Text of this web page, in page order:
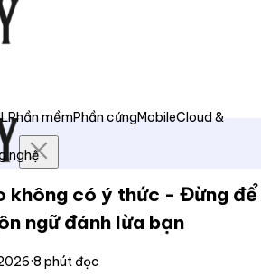
Phần mềmPhần cứngMobileCloud &
nghệ
không có ý thức - Đừng để
ngữ đánh lừa bạn
·8 phút đọc